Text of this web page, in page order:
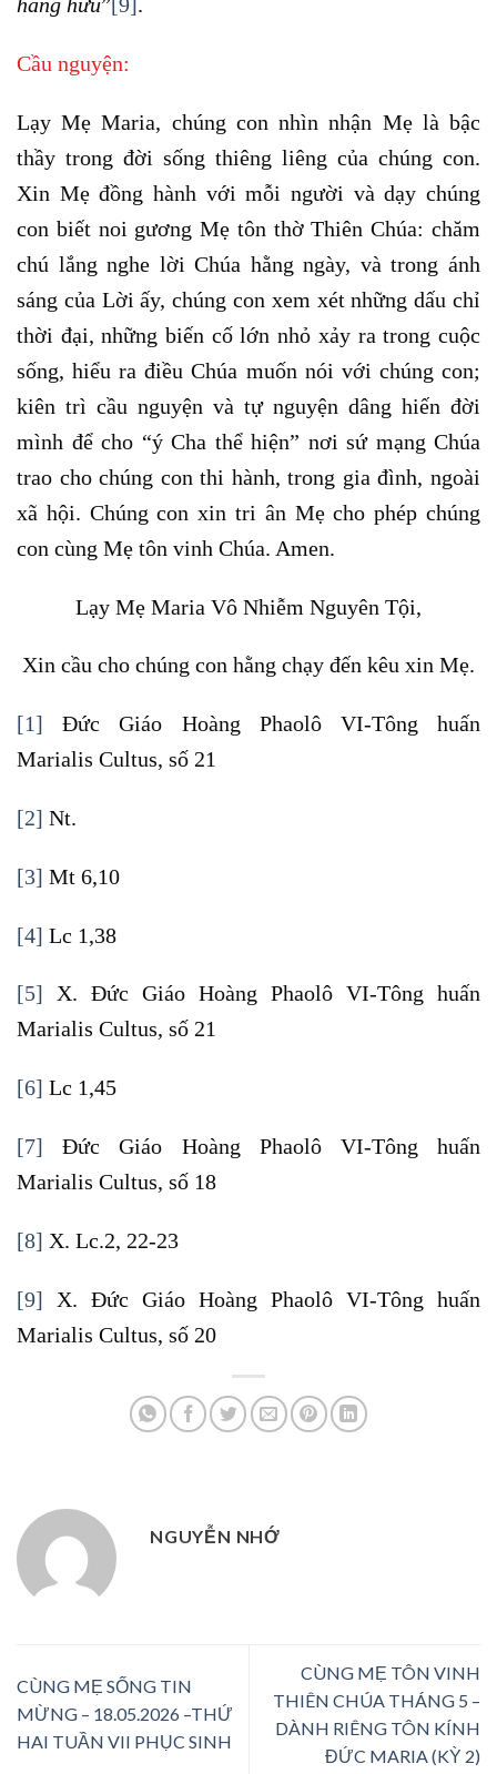
Cầu nguyện:
Lạy Mẹ Maria, chúng con nhìn nhận Mẹ là bậc
thầy trong đời sống thiêng liêng của chúng con.
Xin Mẹ đồng hành với mỗi người và dạy chúng
con biết noi gương Mẹ tôn thờ Thiên Chúa: chăm
chú lắng nghe lời Chúa hằng ngày, và trong ánh
sáng của Lời ấy, chúng con xem xét những dấu chỉ
thời đại, những biến cố lớn nhỏ xảy ra trong cuộc
sống, hiểu ra điều Chúa muốn nói với chúng con;
kiên trì cầu nguyện và tự nguyện dâng hiến đời
mình để cho “ý Cha thể hiện” nơi sứ mạng Chúa
trao cho chúng con thi hành, trong gia đình, ngoài
xã hội. Chúng con xin tri ân Mẹ cho phép chúng
con cùng Mẹ tôn vinh Chúa. Amen.
Lạy Mẹ Maria Vô Nhiễm Nguyên Tội,
Xin cầu cho chúng con hằng chạy đến kêu xin Mẹ.
[1] Đức Giáo Hoàng Phaolô VI-Tông huấn
Marialis Cultus, số 21
[2] Nt.
[3] Mt 6,10
[4] Lc 1,38
[5] X. Đức Giáo Hoàng Phaolô VI-Tông huấn
Marialis Cultus, số 21
[6] Lc 1,45
[7] Đức Giáo Hoàng Phaolô VI-Tông huấn
Marialis Cultus, số 18
[8] X. Lc.2, 22-23
[9] X. Đức Giáo Hoàng Phaolô VI-Tông huấn
Marialis Cultus, số 20
NGUYỄN NHỚ
CÙNG MẸ SỐNG TIN
MỪNG – 18.05.2026 –THỨ
HAI TUẦN VII PHỤC SINH
CÙNG MẸ TÔN VINH
THIÊN CHÚA THÁNG 5 –
DÀNH RIÊNG TÔN KÍNH
ĐỨC MARIA (KỲ 2)